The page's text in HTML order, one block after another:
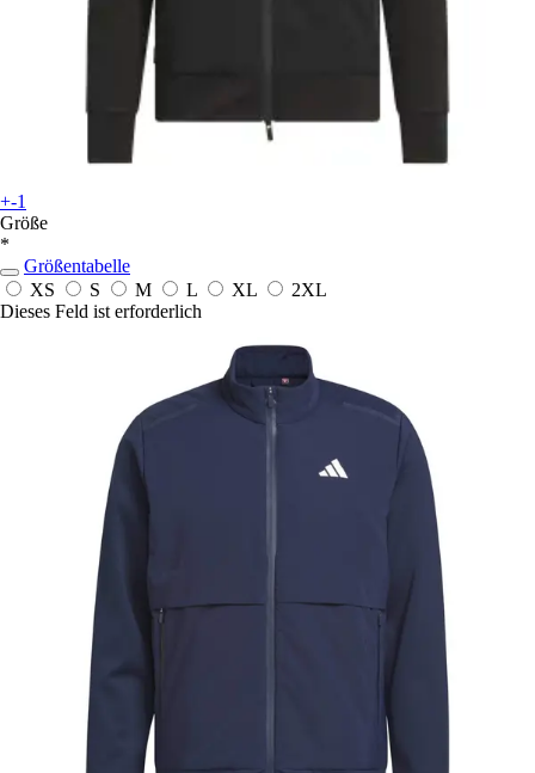
+-1
Größe
*
Größentabelle
XS
S M L XL
2XL
Dieses Feld ist erforderlich